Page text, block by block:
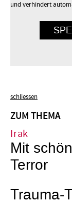
und verhindert
schliessen
ZUM THEMA
Irak
Mit
Terror
Trauma-